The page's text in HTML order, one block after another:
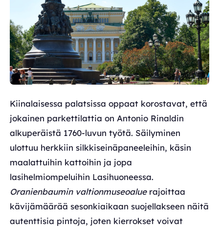
Kiinalaisessa palatsissa oppaat korostavat, että
jokainen parkettilattia on Antonio Rinaldin
alkuperäistä 1760-luvun työtä. Säilyminen
ulottuu herkkiin silkkiseinäpaneeleihin, käsin
maalattuihin kattoihin ja jopa
lasihelmiompeluihin Lasihuoneessa.
Oranienbaumin valtionmuseoaluerajoittaa
kävijämäärää sesonkiaikaan suojellakseen näitä
autenttisia pintoja, joten kierrokset voivat